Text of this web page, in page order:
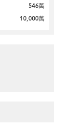
546萬
10,000萬